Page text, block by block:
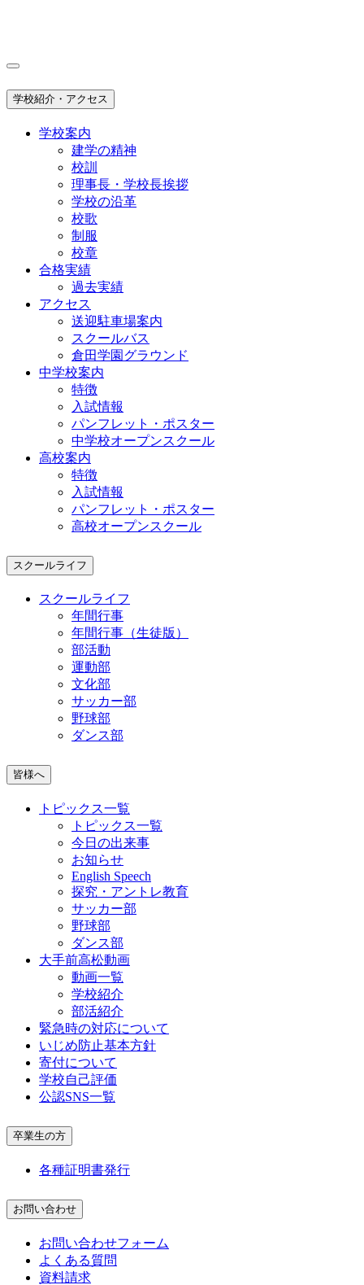
学校紹介・アクセス
学校案内
建学の精神
校訓
理事長・学校長挨拶
学校の沿革
校歌
制服
校章
合格実績
過去実績
アクセス
送迎駐車場案内
スクールバス
倉田学園グラウンド
中学校案内
特徴
入試情報
パンフレット・ポスター
中学校オープンスクール
高校案内
特徴
入試情報
パンフレット・ポスター
高校オープンスクール
スクールライフ
スクールライフ
年間行事
年間行事（生徒版）
部活動
運動部
文化部
サッカー部
野球部
ダンス部
皆様へ
トピックス一覧
トピックス一覧
今日の出来事
お知らせ
English Speech
探究・アントレ教育
サッカー部
野球部
ダンス部
大手前高松動画
動画一覧
学校紹介
部活紹介
緊急時の対応について
いじめ防止基本方針
寄付について
学校自己評価
公認SNS一覧
卒業生の方
各種証明書発行
お問い合わせ
お問い合わせフォーム
よくある質問
資料請求